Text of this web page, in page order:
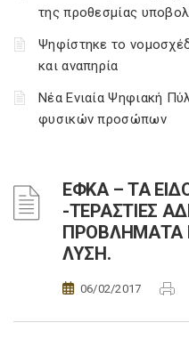
της προθεσμίας
Ψηφίστηκε το
και αναπηρία
Νέα Ενιαία Ψηφιακή
φυσικών προσώπων
ΕΦΚΑ – ΤΑ
-ΤΕΡΑΣΤΙΕΣ
ΠΡΟΒΛΗΜΑΤΑ
ΛΥΣΗ.
06/02/2017